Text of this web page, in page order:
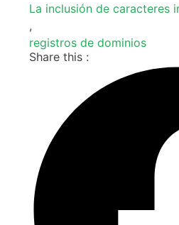
La inclusión de caracteres
,
registros de dominios
Share this :